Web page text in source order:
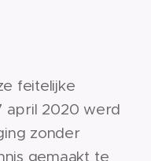
feitelijke
april 2020 werd
zonder
gemaakt te